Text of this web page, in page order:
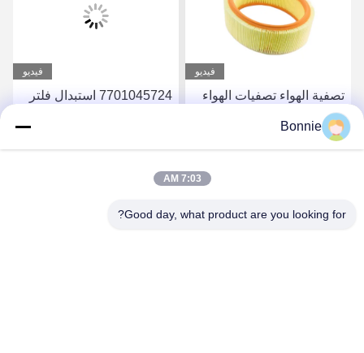
فيديو
تصفية الهواء تصفيات الهواء
تصفية الهواء للسيارات
للسيارات 260 X 200 X
احصل على أفضل سعر
فيديو
7701045724 استبدال فلتر
طازجة
Bonnie
7:03 AM
Good day, what product are you looking for?